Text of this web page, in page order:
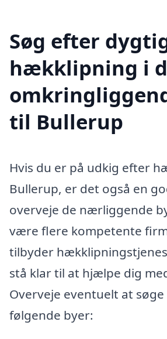
Søg efter
hækklipning i
til Bullerup
Hvis du er på udkig efter
Bullerup, er det også en
overveje de nærliggende
være flere kompetente
tilbyder
stå klar til at hjælpe dig
Overveje eventuelt at
følgende byer: